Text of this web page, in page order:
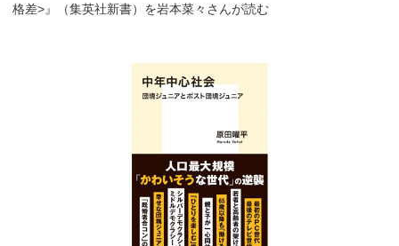
格差>』（集英社新書）を岩本菜々さんが読む